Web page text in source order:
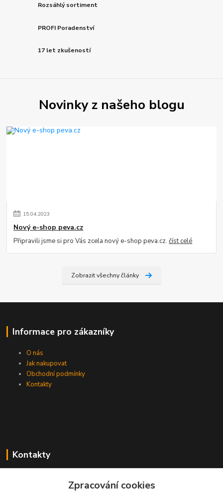
Rozsáhlý sortiment
PROFI Poradenství
17 let zkušeností
Novinky z našeho blogu
15.04.2023
Nový e-shop peva.cz
Připravili jsme si pro Vás zcela nový e-shop peva.cz.číst celé
Zobrazit všechny články
Informace pro zákazníky
O nás
Jak nakupovat
Obchodní podmínky
Kontakty
Kontakty
+420 733 530 378
Zpracování cookies